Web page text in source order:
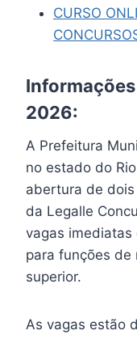
CURSO
2026:
A Prefeitura
no estado do
abertura de
da Legalle
vagas
para funções de
superior.
As vagas estão